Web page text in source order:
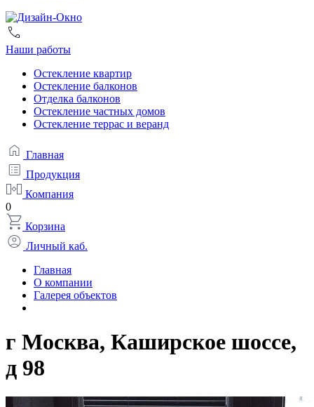
Наши работы
Остекление квартир
Остекление балконов
Отделка балконов
Остекление частных домов
Остекление террас и веранд
Главная
Продукция
Компания
0
Корзина
Личный каб.
Главная
О компании
Галерея объектов
г Москва, Каширское шоссе,
д 98